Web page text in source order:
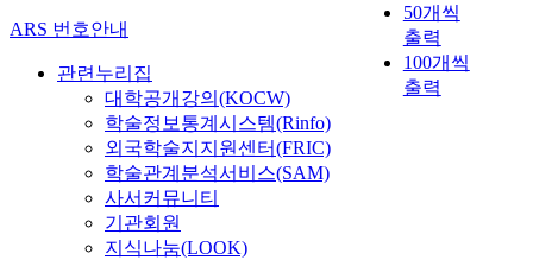
50개씩
출력
100개씩
출력
ARS 번호안내
관련누리집
대학공개강의(KOCW)
학술정보통계시스템(Rinfo)
외국학술지지원센터(FRIC)
학술관계분석서비스(SAM)
사서커뮤니티
기관회원
지식나눔(LOOK)